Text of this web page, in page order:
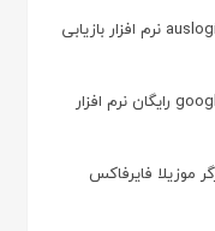
دانلود auslogics file recovery Pro 12.1.1 نرم افزار بازیابی
دانلود google chrome 145.0.7632.117 رایگان نرم افزار